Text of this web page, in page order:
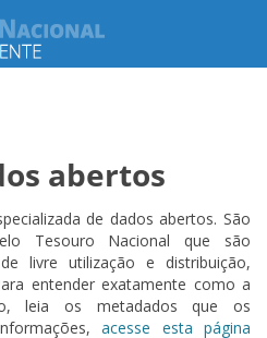
abertos
de dados abertos. São
Tesouro Nacional que são
livre utilização e distribuição,
entender exatamente como a
leia os metadados que os
acesse esta página